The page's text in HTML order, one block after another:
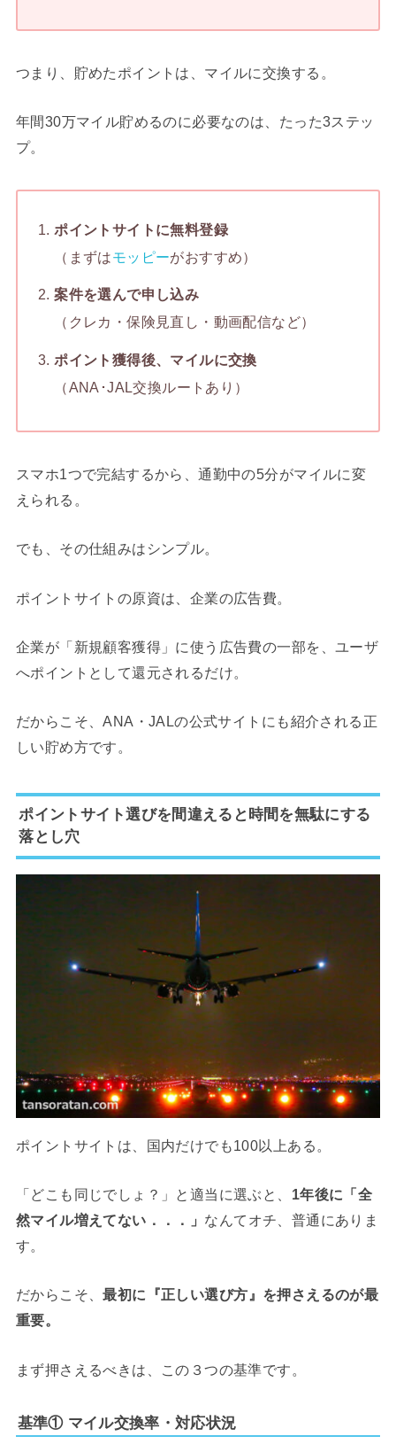
つまり、貯めたポイントは、マイルに交換する。
年間30万マイル貯めるのに必要なのは、たった3ステッ
プ。
ポイントサイトに無料登録
（まずはモッピーがおすすめ）
案件を選んで申し込み
（クレカ・保険見直し・動画配信など）
ポイント獲得後、マイルに交換
（ANA･JAL交換ルートあり）
スマホ1つで完結するから、通勤中の5分がマイルに変
えられる。
でも、その仕組みはシンプル。
ポイントサイトの原資は、企業の広告費。
企業が「新規顧客獲得」に使う広告費の一部を、ユーザ
へポイントとして還元されるだけ。
だからこそ、ANA・JALの公式サイトにも紹介される正
しい貯め方です。
ポイントサイト選びを間違えると時間を無駄にする
落とし穴
ポイントサイトは、国内だけでも100以上ある。
「どこも同じでしょ？」と適当に選ぶと、 1年後に「全
然マイル増えてない．．．」 なんてオチ、普通にありま
す。
だからこそ、最初に『正しい選び方』を押さえるのが最
重要。
まず押さえるべきは、この３つの基準です。
基準① マイル交換率・対応状況